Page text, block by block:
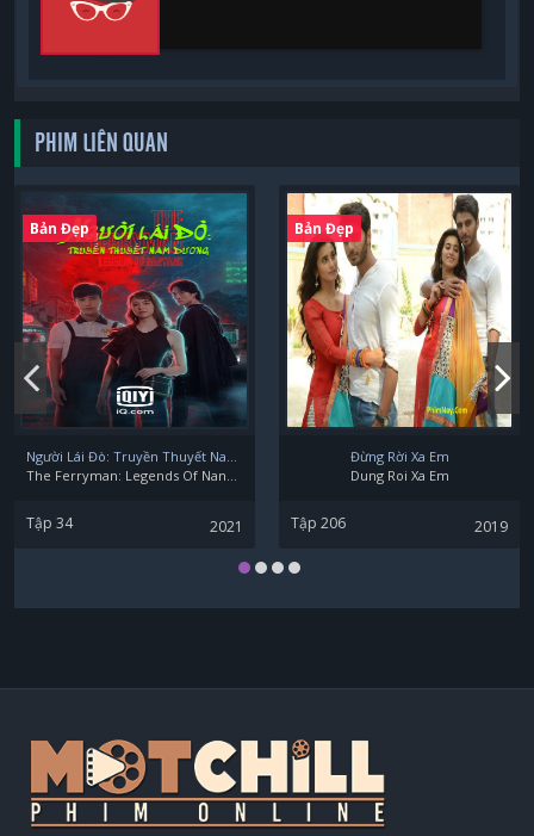
PHIM LIÊN QUAN
Bản Đẹp
Tập 34 2021
Bản Đẹp
Đừng Rời Xa Em
Dung Roi Xa Em
Tập 206 2019